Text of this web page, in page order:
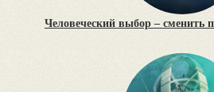
Человеческий выбор – сменить